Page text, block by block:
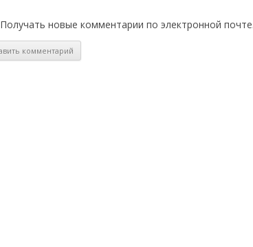
Получать новые комментарии по электронной